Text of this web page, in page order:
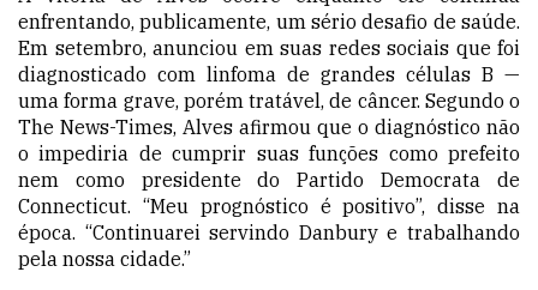
enfrentando, publicamente, um sério desafio de saúde.
Em setembro, anunciou em suas redes sociais que foi
diagnosticado com linfoma de grandes células B —
uma forma grave, porém tratável, de câncer. Segundo o
The News-Times, Alves afirmou que o diagnóstico não
o impediria de cumprir suas funções como prefeito
nem como presidente do Partido Democrata de
Connecticut. “Meu prognóstico é positivo”, disse na
época. “Continuarei servindo Danbury e trabalhando
pela nossa cidade.”